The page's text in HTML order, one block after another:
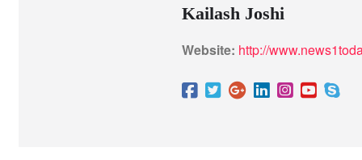
Kailash Joshi
Website: http://